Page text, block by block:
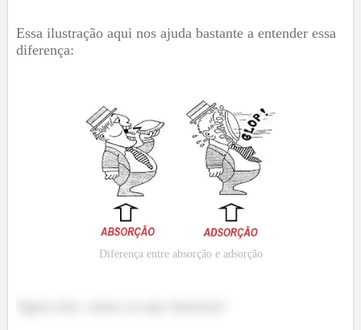
Essa ilustração aqui nos ajuda bastante a entender essa
diferença:
Diferença entre absorção e adsorção